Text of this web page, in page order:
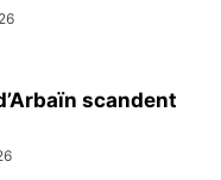
scandent